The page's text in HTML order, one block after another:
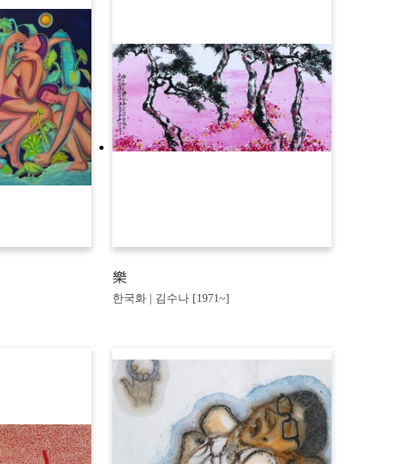
樂
한국화 | 김수나 [1971~]